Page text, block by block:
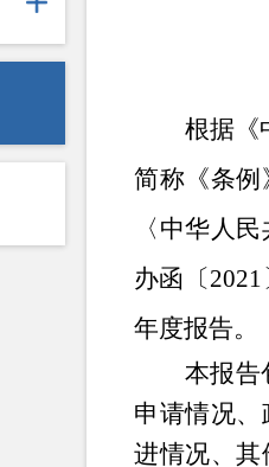
根据《
简称《条
〈中华人
办函
〔2021
年度报告。
本报告
申请情况
进情况、